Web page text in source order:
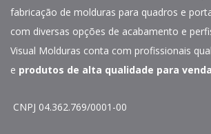
fabricação de molduras para quadros e
com diversas opções de acabamento e
Visual Molduras conta com profissionais
e produtos de alta qualidade para
CNPJ 04.362.769/0001-00